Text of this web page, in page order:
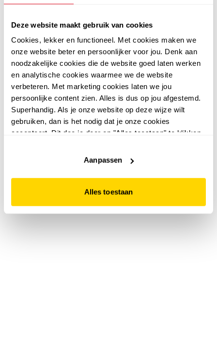
Deze website maakt gebruik van cookies
Cookies, lekker en functioneel. Met cookies maken we
onze website beter en persoonlijker voor jou. Denk aan
noodzakelijke cookies die de website goed laten werken
en analytische cookies waarmee we de website
verbeteren. Met marketing cookies laten we jou
persoonlijke content zien. Alles is dus op jou afgestemd.
Superhandig. Als je onze website op deze wijze wilt
gebruiken, dan is het nodig dat je onze cookies
accepteert. Dit doe je door op "Alles toestaan" te klikken.
website niet optimaal functioneert.
Aanpassen
Alles toestaan